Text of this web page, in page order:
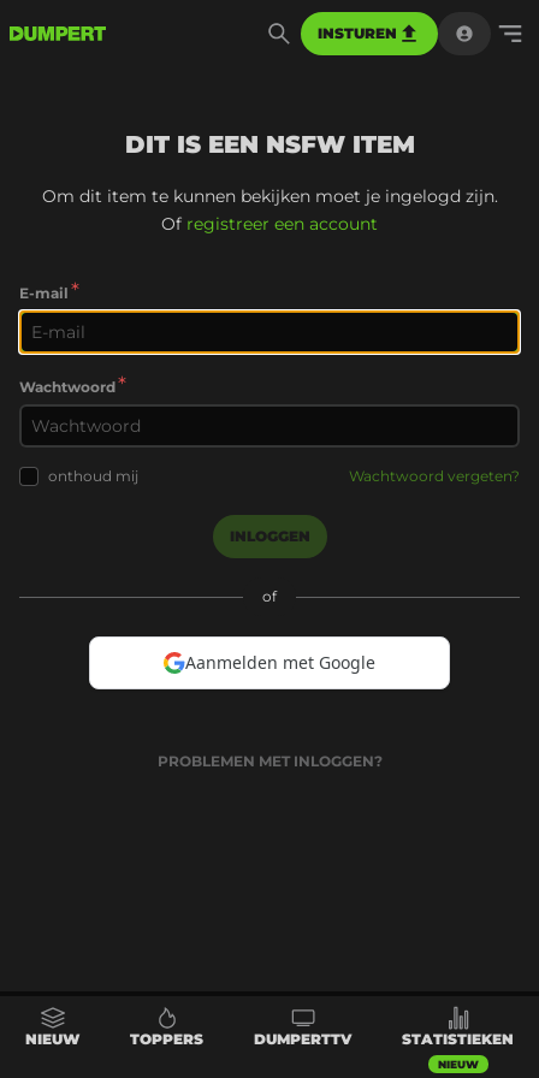
INSTUREN
DIT IS EEN NSFW ITEM
Om dit item te kunnen bekijken moet je ingelogd zijn.
Of registreer een account
E-mail *
Wachtwoord*
onthoud mij Wachtwoord vergeten?
INLOGGEN
of
Aanmelden met Google
PROBLEMEN MET INLOGGEN?
NIEUW TOPPERS DUMPERTTV STATISTIEKEN
NIEUW